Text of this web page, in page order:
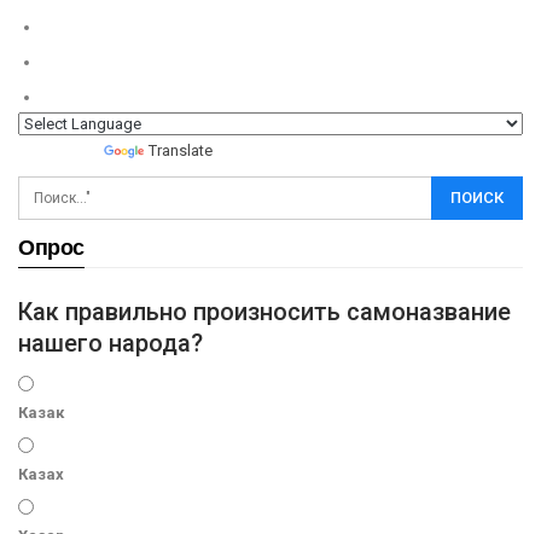
Translate
Опрос
Как правильно произносить самоназвание
нашего народа?
Казак
Казах